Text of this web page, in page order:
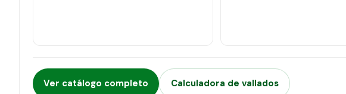
Ver catálogo completo Calculadora de vallados